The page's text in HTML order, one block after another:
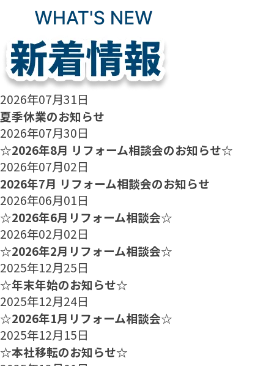
2026年07月31日
夏季休業のお知らせ
2026年07月30日
☆2026年8月 リフォーム相談会のお知らせ☆
2026年07月02日
2026年7月 リフォーム相談会のお知らせ
2026年06月01日
☆2026年6月リフォーム相談会☆
2026年02月02日
☆2026年2月リフォーム相談会☆
2025年12月25日
☆年末年始のお知らせ☆
2025年12月24日
☆2026年1月リフォーム相談会☆
2025年12月15日
☆本社移転のお知らせ☆